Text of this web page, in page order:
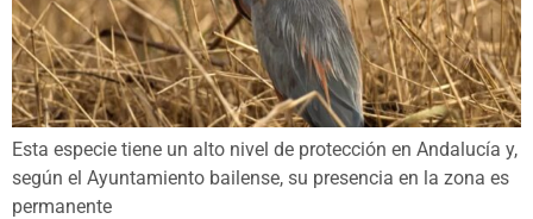
Esta especie tiene un alto nivel de protección en Andalucía y,
según el Ayuntamiento bailense, su presencia en la zona es
permanente